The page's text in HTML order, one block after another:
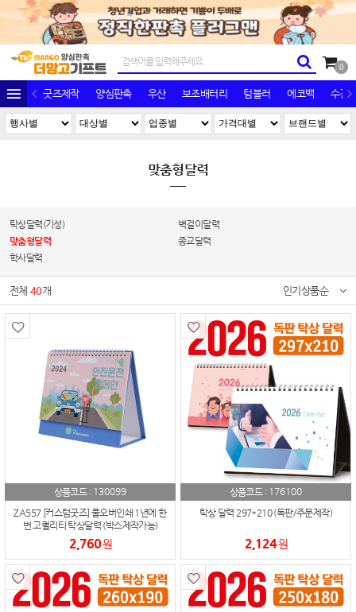
0
굿즈제작 양심판촉 우산 보조배터리 텀블러 에코백 수건/
맞춤형달력
탁상달력(기성)
벽걸이달력
맞춤형달력
종교달력
학사달력
전체40개 인기상품순
상품코드 : 130099
ZA557 [커스텀굿즈] 풀오버인쇄 1년에 한
번 고퀄리티 탁상달력 (박스제작가능)
2,760원
상품코드 : 176100
탁상 달력 297*210 (독판/주문제작)
2,124원